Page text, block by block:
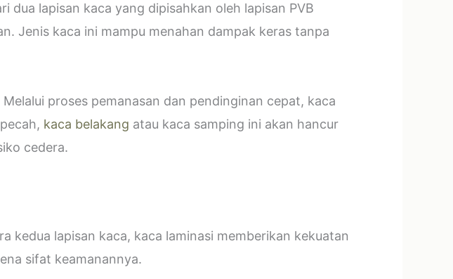
dua lapisan kaca yang dipisahkan oleh lapisan PVB
Jenis kaca ini mampu menahan dampak keras tanpa
proses pemanasan dan pendinginan cepat, kaca
kaca belakang atau kaca samping ini akan hancur
cedera.
kedua lapisan kaca, kaca laminasi memberikan kekuatan
sifat keamanannya.